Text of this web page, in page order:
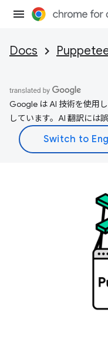
Docs
Google は AI 技術を使用
しています。AI 翻訳には